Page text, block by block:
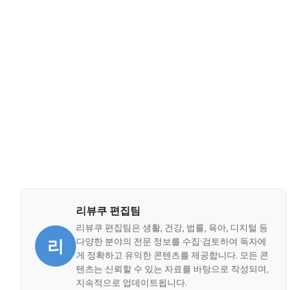
리
리뷰쿠 편집팀
리뷰쿠 편집팀은 생활, 건강, 법률, 육아, 디지털 등
다양한 분야의 전문 정보를 수집·검토하여 독자에
게 정확하고 유익한 콘텐츠를 제공합니다. 모든 콘
텐츠는 신뢰할 수 있는 자료를 바탕으로 작성되며,
지속적으로 업데이트됩니다.